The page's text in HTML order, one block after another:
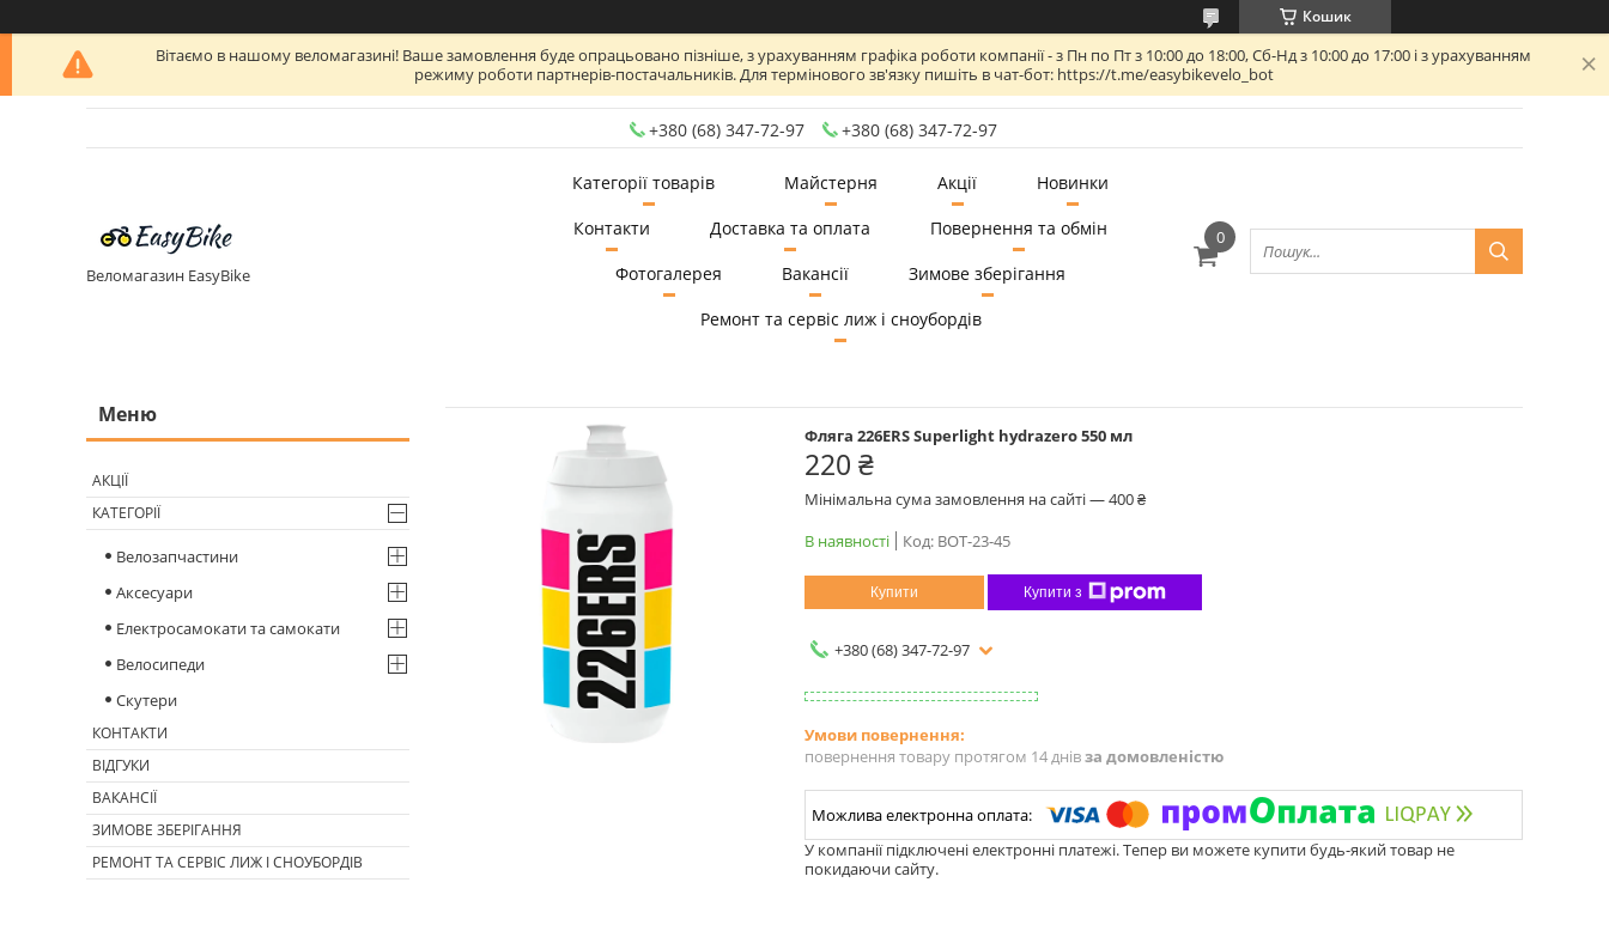
Кошик
Вітаємо в нашому веломагазині! Ваше замовлення буде опрацьовано пізніше, з урахуванням графіка роботи компанії - з Пн по Пт з 10:00 до 18:00, Сб-Нд з 10:00 до 17:00 і з урахуванням
режиму роботи партнерів-постачальників. Для термінового зв'язку пишіть в чат-бот: https://t.me/easybikevelo_bot
+380 (68) 347-72-97 +380 (68) 347-72-97
Веломагазин EasyBike
Категорії товарів Майстерня Акції
Новинки
Контакти
Доставка та оплата
Повернення та обмін
Фотогалерея
Вакансії
Зимове зберігання
Ремонт та сервіс лиж і сноубордів
Фляга 226ERS Superlight hydrazero 550 мл
220 ₴
Мінімальна сума замовлення на сайті — 400 ₴
В наявності
Код: BOT-23-45
Купити Купити з
+380 (68) 347-72-97
повернення товару протягом 14 днівза домовленістю
У компанії підключені електронні платежі. Тепер ви можете купити будь-який товар не
покидаючи сайту.
АКЦІЇ
КАТЕГОРІЇ
Велозапчастини
Аксесуари
Електросамокати та самокати
Велосипеди
Скутери
КОНТАКТИ
ВІДГУКИ
ВАКАНСІЇ
ЗИМОВЕ ЗБЕРІГАННЯ
РЕМОНТ ТА СЕРВІС ЛИЖ І СНОУБОРДІВ